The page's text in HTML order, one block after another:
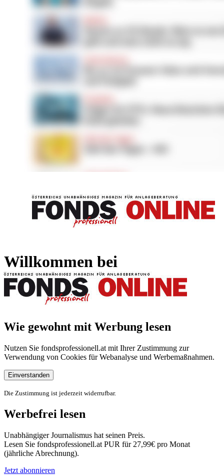
Willkommen bei
Wie gewohnt mit Werbung lesen
Nutzen Sie fondsprofessionell.at mit Ihrer Zustimmung zur
Verwendung von Cookies für Webanalyse und Werbemaßnahmen.
Einverstanden
Die Zustimmung ist jederzeit widerrufbar.
Werbefrei lesen
Unabhängiger Journalismus hat seinen Preis.
Lesen Sie fondsprofessionell.at PUR für 27,99€ pro Monat
(jährliche Abrechnung).
Jetzt abonnieren